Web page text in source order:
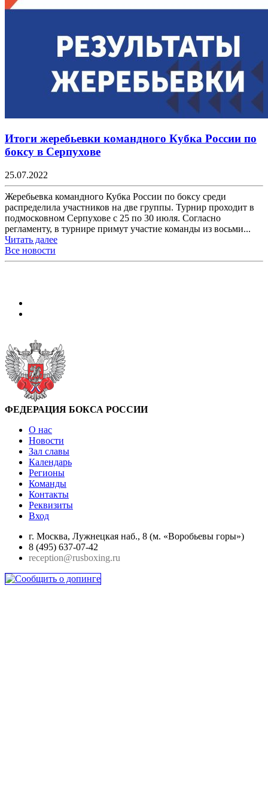
Итоги жеребьевки командного Кубка России по
боксу в Серпухове
25.07.2022
Жеребьевка командного Кубка России по боксу среди
распределила участников на две группы. Турнир проходит в
подмосковном Серпухове с 25 по 30 июля. Согласно
регламенту, в турнире примут участие команды из восьми...
Читать далее
Все новости
ФЕДЕРАЦИЯ БОКСА РОССИИ
О нас
Новости
Зал славы
Календарь
Регионы
Команды
Контакты
Реквизиты
Вход
г. Москва, Лужнецкая наб., 8 (м. «Воробьевы горы»)
8 (495) 637-07-42
reception@rusboxing.ru